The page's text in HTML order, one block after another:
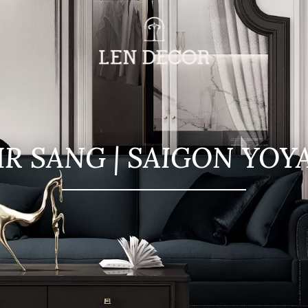
SANG | SAIGON